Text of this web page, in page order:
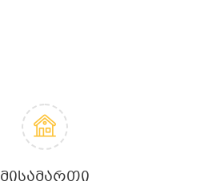
ᲛᲘᲡᲐᲛᲐᲠᲗᲘ